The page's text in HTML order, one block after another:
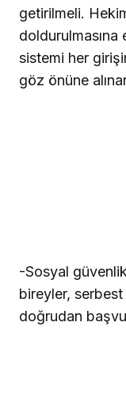
getirilmeli.
sistemi her
göz önüne
-Sosyal
bireyler,
doğrudan